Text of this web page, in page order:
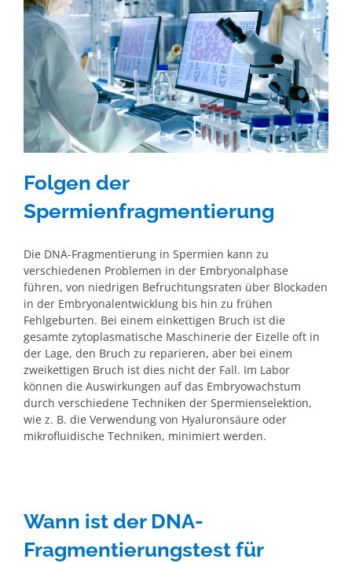
Folgen der
Spermienfragmentierung
Die DNA-Fragmentierung in Spermien kann zu
verschiedenen Problemen in der Embryonalphase
führen, von niedrigen Befruchtungsraten über Blockaden
in der Embryonalentwicklung bis hin zu frühen
Fehlgeburten. Bei einem einkettigen Bruch ist die
gesamte zytoplasmatische Maschinerie der Eizelle oft in
der Lage, den Bruch zu reparieren, aber bei einem
zweikettigen Bruch ist dies nicht der Fall. Im Labor
können die Auswirkungen auf das Embryowachstum
durch verschiedene Techniken der Spermienselektion,
wie z. B. die Verwendung von Hyaluronsäure oder
mikrofluidische Techniken, minimiert werden.
Wann ist der DNA-
Fragmentierungstest für